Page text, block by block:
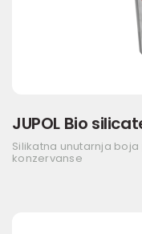
JUPOL Bio
Silikatna unutarnja
konzervanse